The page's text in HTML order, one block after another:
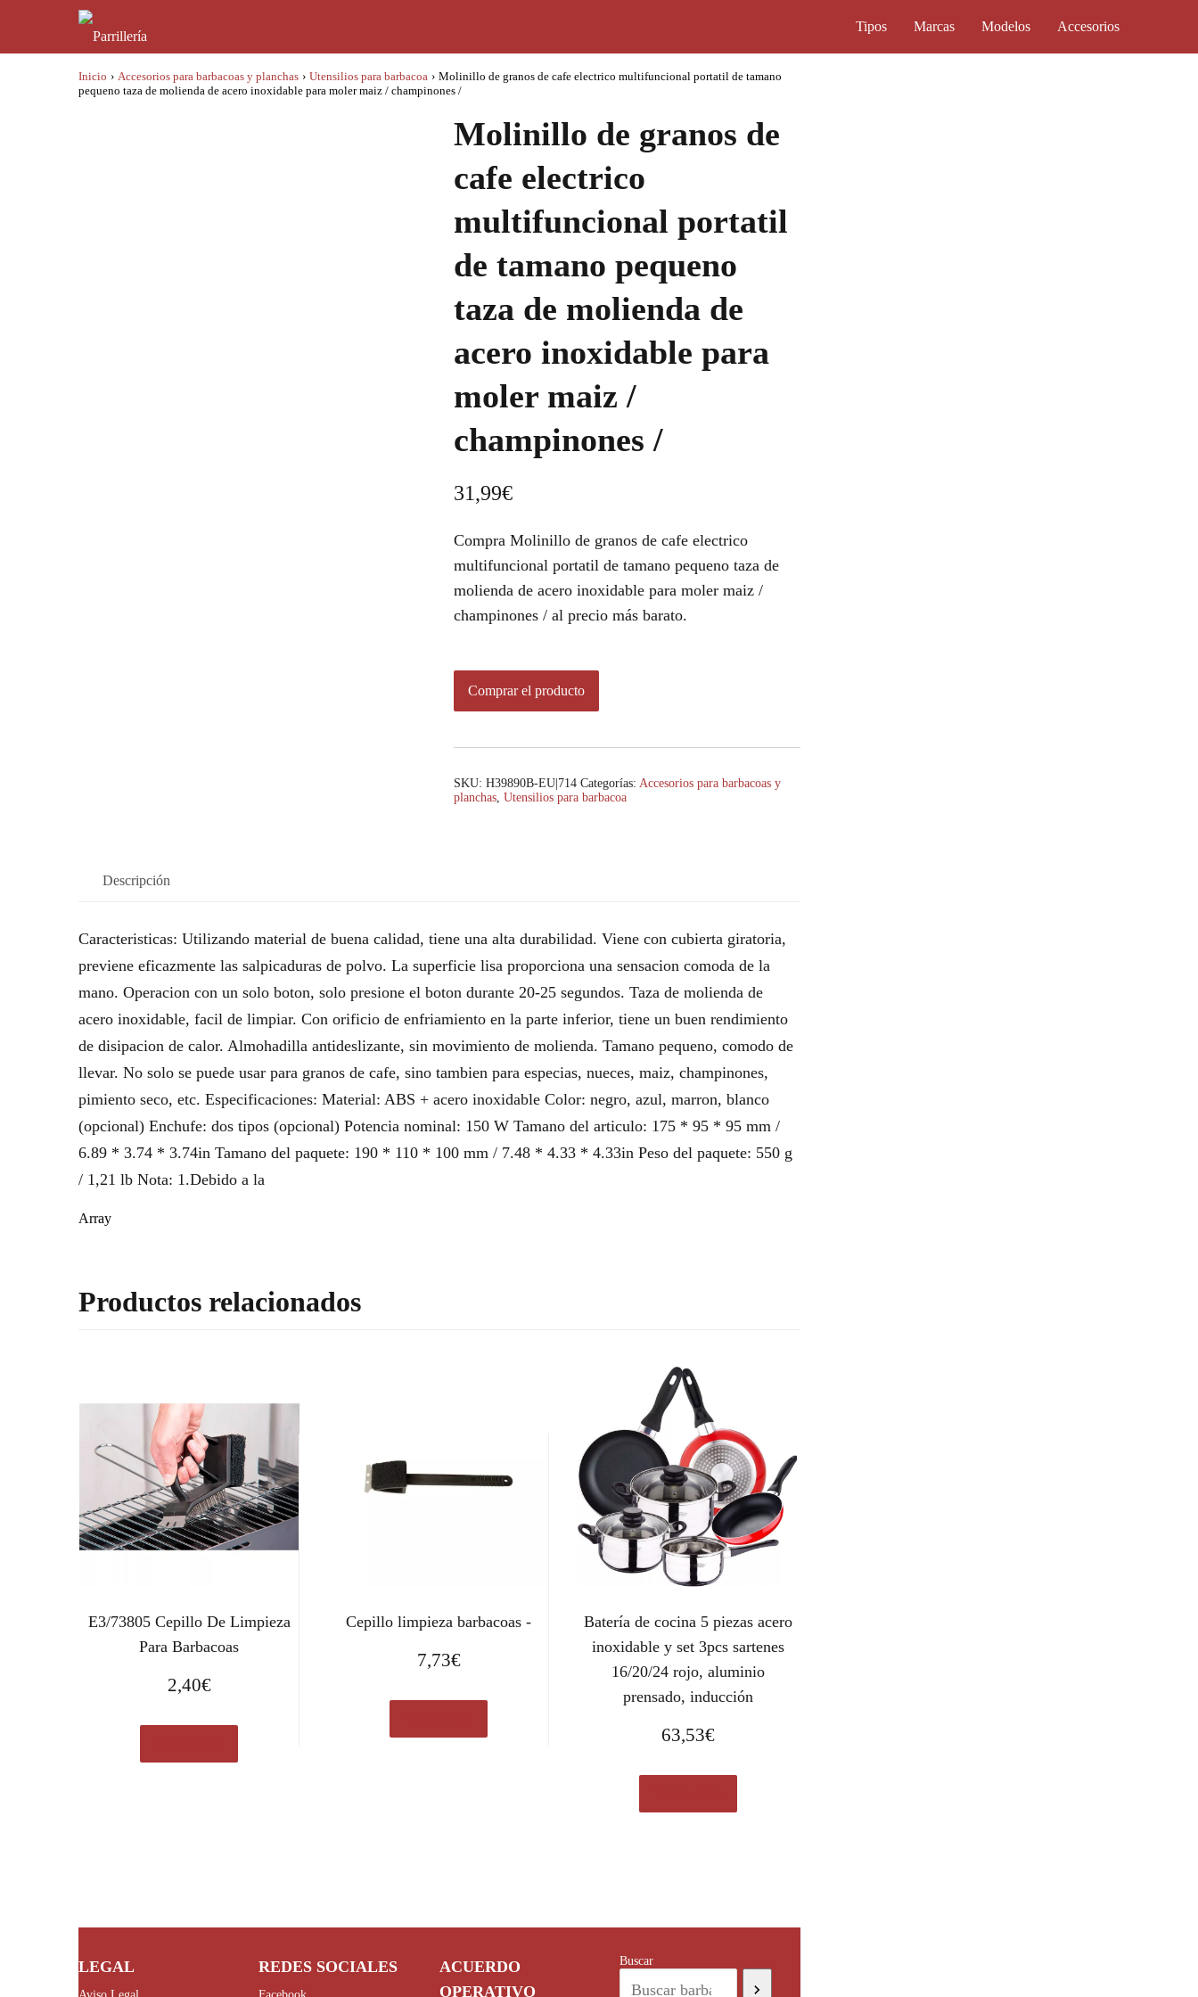
Tipos Marcas Modelos Accesorios
Inicio › Accesorios para barbacoas y planchas › Utensilios para barbacoa › Molinillo de granos de cafe electrico multifuncional portatil de tamano
pequeno taza de molienda de acero inoxidable para moler maiz / champinones /
Molinillo de granos de
cafe electrico
multifuncional portatil
de tamano pequeno
taza de molienda de
acero inoxidable para
moler maiz /
champinones /
31,99€
Compra Molinillo de granos de cafe electrico
multifuncional portatil de tamano pequeno taza de
molienda de acero inoxidable para moler maiz /
champinones / al precio más barato.
Comprar el producto
SKU: H39890B-EU|714 Categorías: Accesorios para barbacoas y
planchas, Utensilios para barbacoa
Descripción
Caracteristicas: Utilizando material de buena calidad, tiene una alta durabilidad. Viene con cubierta giratoria,
previene eficazmente las salpicaduras de polvo. La superficie lisa proporciona una sensacion comoda de la
mano. Operacion con un solo boton, solo presione el boton durante 20-25 segundos. Taza de molienda de
acero inoxidable, facil de limpiar. Con orificio de enfriamiento en la parte inferior, tiene un buen rendimiento
de disipacion de calor. Almohadilla antideslizante, sin movimiento de molienda. Tamano pequeno, comodo de
llevar. No solo se puede usar para granos de cafe, sino tambien para especias, nueces, maiz, champinones,
pimiento seco, etc. Especificaciones: Material: ABS + acero inoxidable Color: negro, azul, marron, blanco
(opcional) Enchufe: dos tipos (opcional) Potencia nominal: 150 W Tamano del articulo: 175 * 95 * 95 mm /
6.89 * 3.74 * 3.74in Tamano del paquete: 190 * 110 * 100 mm / 7.48 * 4.33 * 4.33in Peso del paquete: 550 g
/ 1,21 lb Nota: 1.Debido a la
Array
Productos relacionados
E3/73805 Cepillo De Limpieza
Para Barbacoas
2,40€
Cepillo limpieza barbacoas -
7,73€
Batería de cocina 5 piezas acero
inoxidable y set 3pcs sartenes
16/20/24 rojo, aluminio
prensado, inducción
63,53€
LEGAL REDES SOCIALES
ACUERDO
OPERATIVO
Buscar